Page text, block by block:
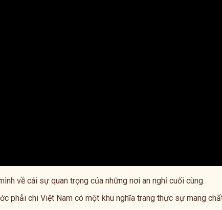
về cái sự quan trọng của những nơi an nghỉ cuối cùng.
phải chi Việt Nam có một khu nghĩa trang thực sự mang